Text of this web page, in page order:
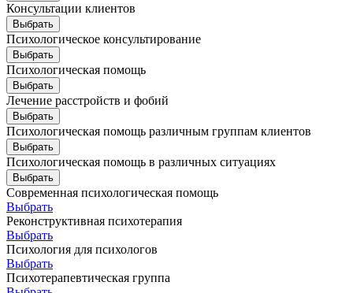
Консультации клиентов
Выбрать
Психологическое консультирование
Выбрать
Психологическая помощь
Выбрать
Лечение расстройств и фобий
Выбрать
Психологическая помощь различным группам клиентов
Выбрать
Психологическая помощь в различных ситуациях
Выбрать
Современная психологическая помощь
Выбрать
Реконструктивная психотерапия
Выбрать
Психология для психологов
Выбрать
Психотерапевтическая группа